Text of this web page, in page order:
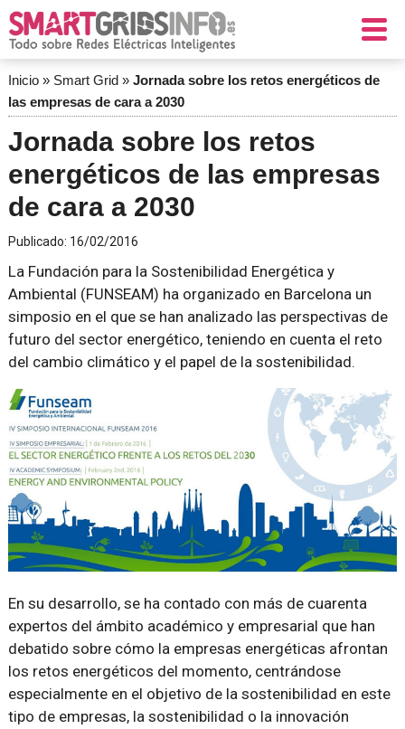
Inicio» Smart Grid» Jornada sobre los retos energéticos de
las empresas de cara a 2030
Jornada sobre los retos
energéticos de las empresas
de cara a 2030
Publicado: 16/02/2016
La Fundación para la Sostenibilidad Energética y
Ambiental (FUNSEAM) ha organizado en Barcelona un
simposio en el que se han analizado las perspectivas de
futuro del sector energético, teniendo en cuenta el reto
del cambio climático y el papel de la sostenibilidad.
En su desarrollo, se ha contado con más de cuarenta
expertos del ámbito académico y empresarial que han
debatido sobre cómo la empresas energéticas afrontan
los retos energéticos del momento, centrándose
especialmente en el objetivo de la sostenibilidad en este
tipo de empresas, la sostenibilidad o la innovación